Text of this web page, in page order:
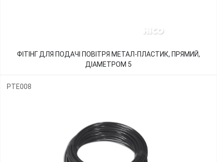
ФІТІНГ ДЛЯ ПОДАЧІ ПОВІТРЯ МЕТАЛ-ПЛАСТИК, ПРЯМИЙ,
ДІАМЕТРОМ 5
PTE008